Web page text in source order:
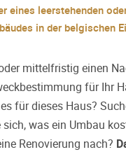
eines leerstehenden
in der belgischen
mittelfristig einen
für Ihr
für dieses Haus?
sich, was ein Umbau
Renovierung nach?